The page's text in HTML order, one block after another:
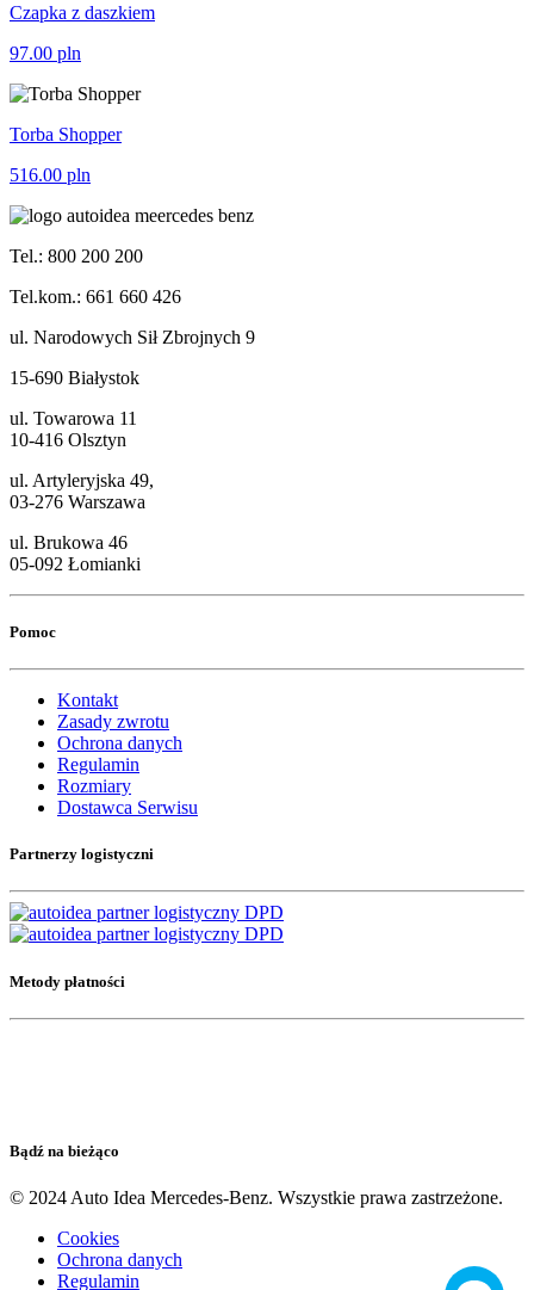
Czapka z daszkiem
97.00 pln
Torba Shopper
516.00 pln
Tel.: 800 200 200
Tel.kom.: 661 660 426
ul. Narodowych Sił Zbrojnych 9
15-690 Białystok
ul. Towarowa 11
10-416 Olsztyn
ul. Artyleryjska 49,
03-276 Warszawa
ul. Brukowa 46
05-092 Łomianki
Pomoc
Kontakt
Zasady zwrotu
Ochrona danych
Regulamin
Rozmiary
Dostawca Serwisu
Partnerzy logistyczni
Metody płatności
Bądź na bieżąco
© 2024 Auto Idea Mercedes-Benz. Wszystkie prawa zastrzeżone.
Cookies
Ochrona danych
Regulamin